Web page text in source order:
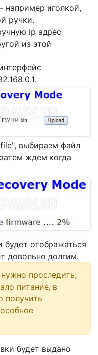
например иголкой,
ручки.
ip адрес
из этой
выбираем файл
ждем когда
отображаться
довольно долгим.
проследить,
питание, в
получить
будет выдано